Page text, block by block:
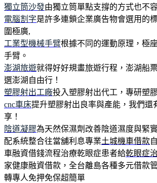
獨立筒沙發由獨立筒單點支撐的方式也不
電腦割字是許多連鎖企業廣告物會選用的
圍極廣,
工業型機械手臂根據不同的運動原理，極
手臂。
澎湖旅遊就得好好規畫旅遊行程，澎湖船
選澎湖自由行！
塑膠射出工廠投入塑膠射出代工，專研塑
cnc車床提升塑膠射出良率與產能，我們還
享！
陰道凝膠為天然保濕劑改善陰道濕度與緊
配系統整合往當舖利息專業土城機車借款
車融資借錢流程治療乾眼症患者給乾眼症
家健康融資借款，全台離島各種多元借款
轉專人免押免保超簡單